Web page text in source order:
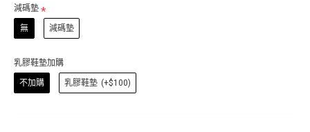
減碼墊
無 減碼墊
乳膠鞋墊加購
不加購 乳膠鞋墊 (+$100)